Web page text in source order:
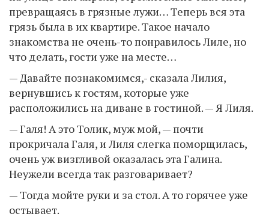
превращаясь в грязные лужи… Теперь вся эта
грязь была в их квартире. Такое начало
знакомства не очень-то понравилось Лиле, но
что делать, гости уже на месте…
— Давайте познакомимся,- сказала Лилия,
вернувшись к гостям, которые уже
расположились на диване в гостиной. — Я Лиля.
— Галя! А это Толик, муж мой, — почти
прокричала Галя, и Лиля слегка поморщилась,
очень уж визгливой оказалась эта Галина.
Неужели всегда так разговаривает?
— Тогда мойте руки и за стол. А то горячее уже
остывает.